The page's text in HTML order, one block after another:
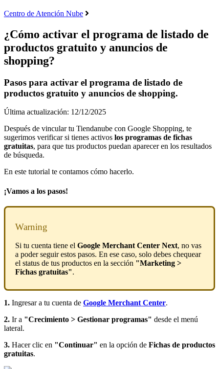
Centro de Atención Nube
¿Cómo activar el programa de listado de
productos gratuito y anuncios de
shopping?
Pasos para activar el programa de listado de
productos gratuito y anuncios de shopping.
Última actualización: 12/12/2025
Después de vincular tu Tiendanube con Google Shopping, te
sugerimos verificar si tienes activos los programas de fichas
gratuitas, para que tus productos puedan aparecer en los resultados
de búsqueda.
En este tutorial te contamos cómo hacerlo.
¡Vamos a los pasos!
Warning
Si tu cuenta tiene el Google Merchant Center Next, no vas
a poder seguir estos pasos. En ese caso, solo debes chequear
el status de tus productos en la sección "Marketing >
Fichas gratuitas".
1. Ingresar a tu cuenta de Google Merchant Center.
2. Ir a "Crecimiento > Gestionar programas" desde el menú
lateral.
3. Hacer clic en "Continuar" en la opción de Fichas de productos
gratuitas.